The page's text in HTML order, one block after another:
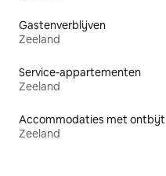
Gastenverblijven
Zeeland
Service-appartementen
Zeeland
Accommodaties met ontbijt
Zeeland